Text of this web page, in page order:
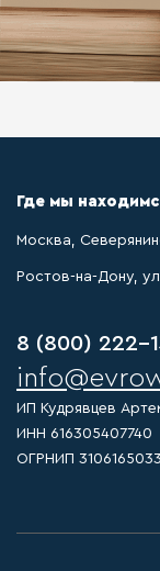
Где мы
Москва,
Ростов-на-Дону,
8 (800) 222-
ИП Кудрявцев
ИНН 616305407740
ОГРНИП